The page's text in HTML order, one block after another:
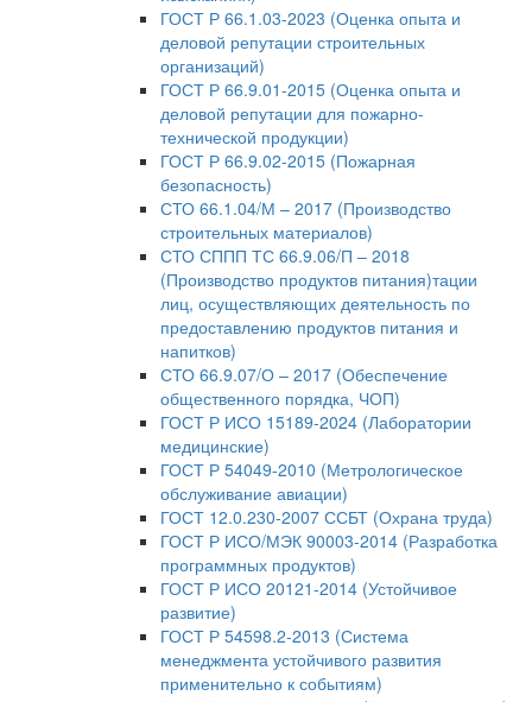
ГОСТ Р 66.1.03-2023 (Оценка опыта и
деловой репутации строительных
организаций)
ГОСТ Р 66.9.01-2015 (Оценка опыта и
деловой репутации для пожарно-
технической продукции)
ГОСТ Р 66.9.02-2015 (Пожарная
безопасность)
СТО 66.1.04/М – 2017 (Производство
строительных материалов)
СТО СППП ТС 66.9.06/П – 2018
(Производство продуктов питания)тации
лиц, осуществляющих деятельность по
предоставлению продуктов питания и
напитков)
СТО 66.9.07/О – 2017 (Обеспечение
общественного порядка, ЧОП)
ГОСТ Р ИСО 15189-2024 (Лаборатории
медицинские)
ГОСТ Р 54049-2010 (Метрологическое
обслуживание авиации)
ГОСТ 12.0.230-2007 ССБТ (Охрана труда)
ГОСТ Р ИСО/МЭК 90003-2014 (Разработка
программных продуктов)
ГОСТ Р ИСО 20121-2014 (Устойчивое
развитие)
ГОСТ Р 54598.2-2013 (Система
менеджмента устойчивого развития
применительно к событиям)